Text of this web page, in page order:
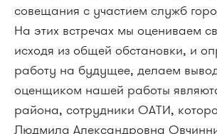
совещания с участием служб
На этих встречах мы оцениваем
исходя из общей обстановки, и
работу на будущее, делаем
оценщиком нашей работы
района, сотрудники ОАТИ,
Людмила Александровна